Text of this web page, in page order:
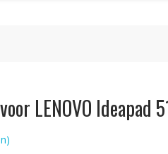
LENOVO Ideapad